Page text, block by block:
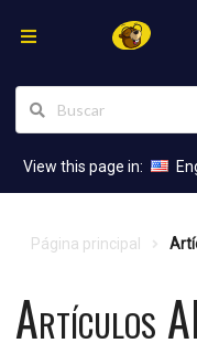
View this page in:
Página principal
Artículos